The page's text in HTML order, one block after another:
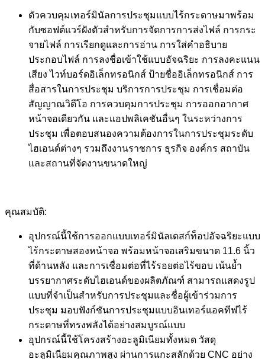
ตัวควบคุมเทอร์มินัลการประชุมแบบไร้กระดาษมาพร้อม
กับซอฟต์แวร์ฝังตัวสำหรับการจัดการการส่งไฟล์ การกระ
จายไฟล์ การเรียกดูและการอ่าน การใส่คำอธิบาย
ประกอบไฟล์ การลงชื่อเข้าใช้แบบอัจฉริยะ การลงคะแนน
เสียง ไวท์บอร์ดอิเล็กทรอนิกส์ ป้ายชื่ออิเล็กทรอนิกส์ การ
สื่อสารในการประชุม บริการการประชุม การเชื่อมต่อ
สัญญาณวิดีโอ การควบคุมการประชุม การออกอากาศ
หน้าจอเดียวกัน และแอปพลิเคชันอื่นๆ ในระหว่างการ
ประชุม เพื่อตอบสนองความต้องการในการประชุมระดับ
ไฮเอนด์ต่างๆ รวมถึงงานราชการ ธุรกิจ องค์กร สถาบัน
และสถานที่จัดงานขนาดใหญ่
คุณสมบัติ:
อุปกรณ์นี้ใช้การออกแบบเทอร์มินัลเดสก์ท็อปอัจฉริยะแบบ
ไร้กระดาษสองหน้าจอ พร้อมหน้าจอเสริมขนาด 11.6 นิ้ว
ที่ด้านหลัง และการเชื่อมต่อที่ไร้รอยต่อไร้ขอบ เน้นย้ำ
บรรยากาศระดับไฮเอนด์ของผลิตภัณฑ์ สามารถแสดงรูป
แบบที่จำเป็นสำหรับการประชุมและชื่อผู้เข้าร่วมการ
ประชุม มอบฟังก์ชันการประชุมแบบอินเทอร์แอคทีฟไร้
กระดาษที่ทรงพลังได้อย่างสมบูรณ์แบบ
อุปกรณ์นี้ใช้โครงสร้างอะลูมิเนียมทั้งหมด วัสดุ
อะลูมิเนียมคุณภาพสูง ผ่านการแกะสลักด้วย CNC อย่าง